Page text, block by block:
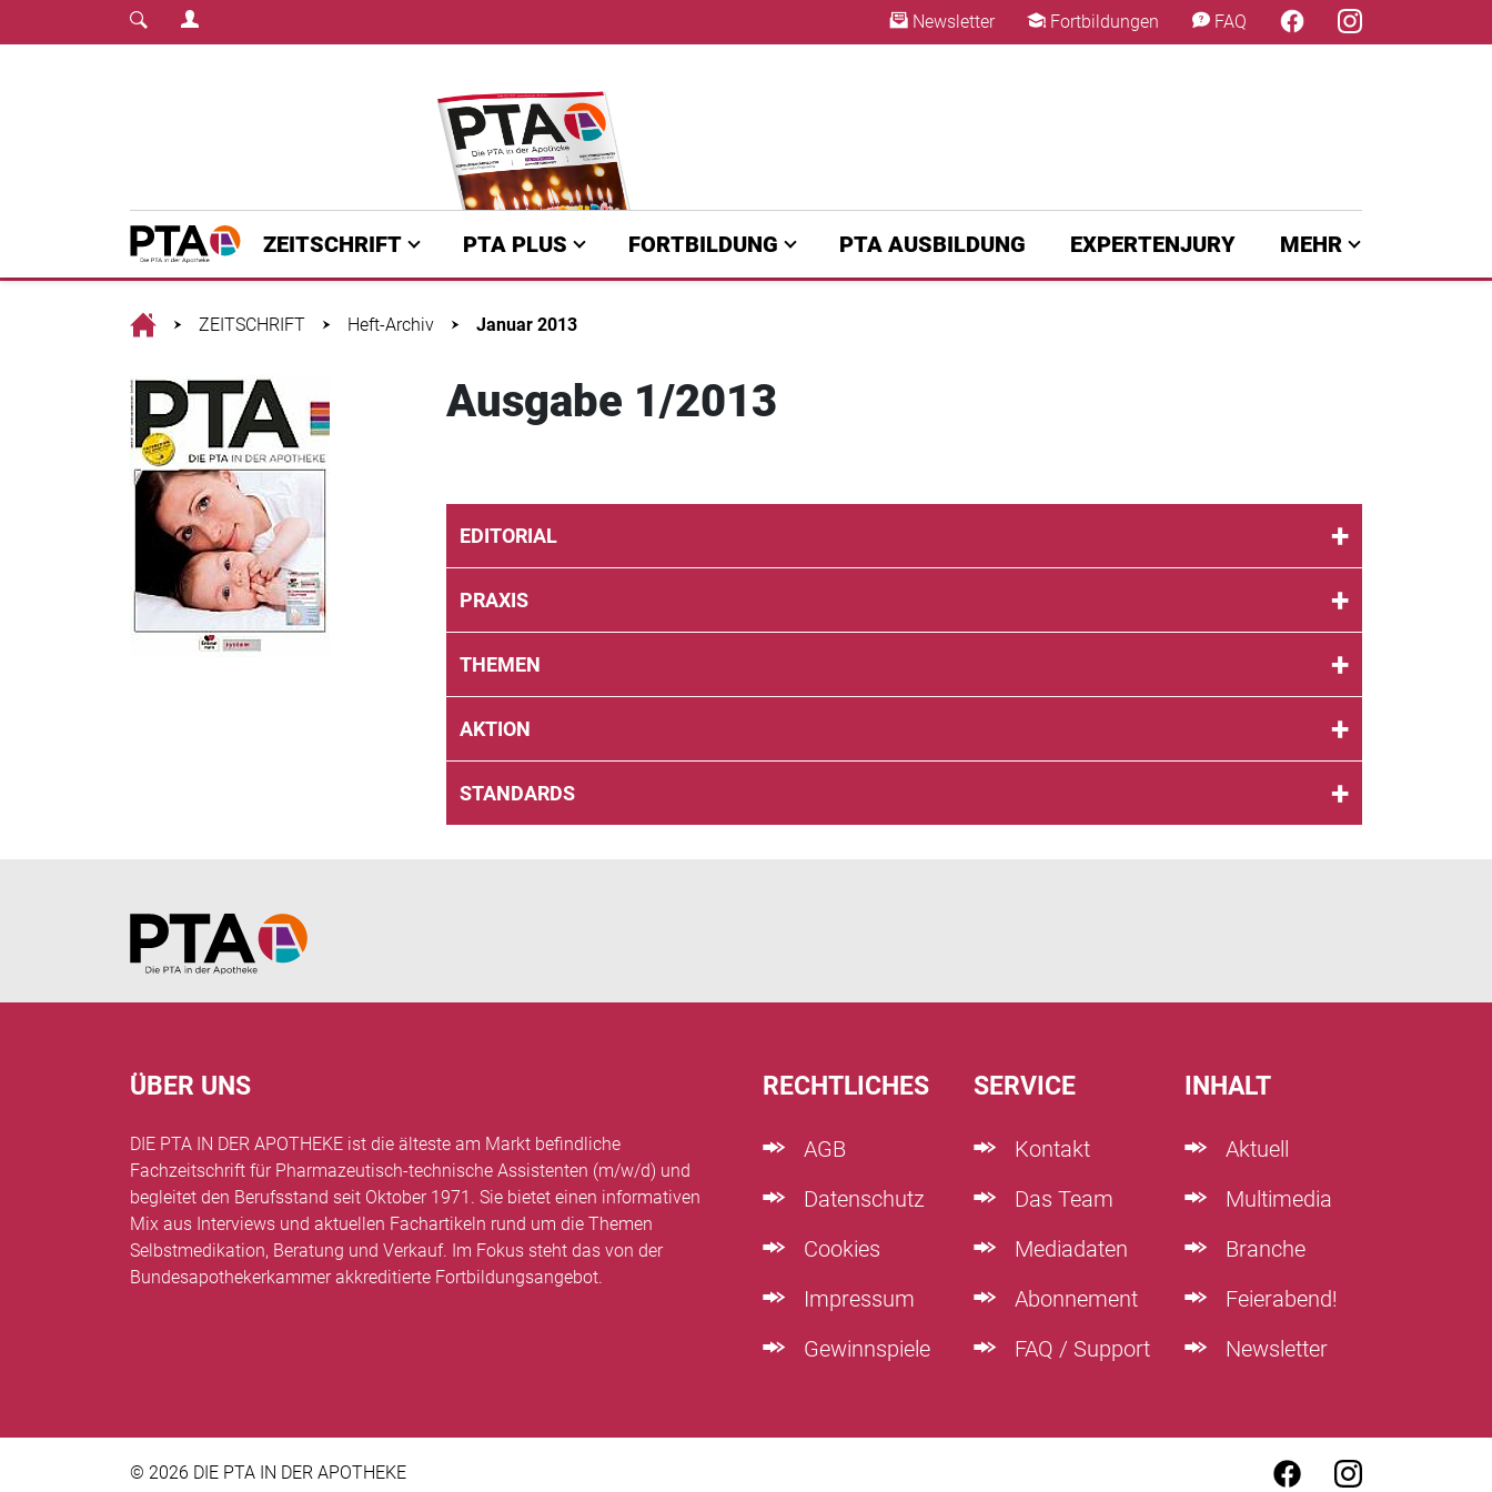
Login Menu Newsletter Fortbildungen FAQ
Home
ZEITSCHRIFT PTA PLUS FORTBILDUNG PTA AUSBILDUNG EXPERTENJURY MEHR
HomeZEITSCHRIFT Heft-Archiv Januar 2013
Ausgabe 1/2013
EDITORIAL
PRAXIS
THEMEN
AKTION
STANDARDS
Home
ÜBER UNS
DIE PTA IN DER APOTHEKE ist die älteste am Markt befindliche
Fachzeitschrift für Pharmazeutisch-technische Assistenten (m/w/d) und
begleitet den Berufsstand seit Oktober 1971. Sie bietet einen informativen
Mix aus Interviews und aktuellen Fachartikeln rund um die Themen
Selbstmedikation, Beratung und Verkauf. Im Fokus steht das von der
Bundesapothekerkammer akkreditierte Fortbildungsangebot.
RECHTLICHES
AGB
Datenschutz
Cookies
Impressum
Gewinnspiele
SERVICE
Kontakt
Das Team
Mediadaten
Abonnement
FAQ / Support
INHALT
Aktuell
Multimedia
Branche
Feierabend!
Newsletter
© 2026 DIE PTA IN DER APOTHEKE
×